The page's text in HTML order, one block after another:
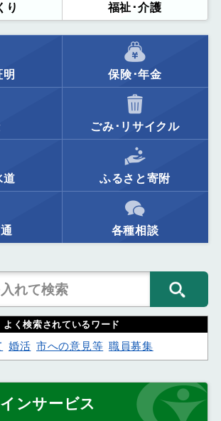
り 福祉･介護
明 保険･年金
ごみ･リサイクル
道 ふるさと寄附
各種相談
よく検索されているワード
婚活 市への意見等 職員募集
ンサービス